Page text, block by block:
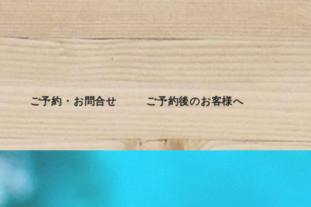
ご予約・お問合せ ご予約後のお客様へ